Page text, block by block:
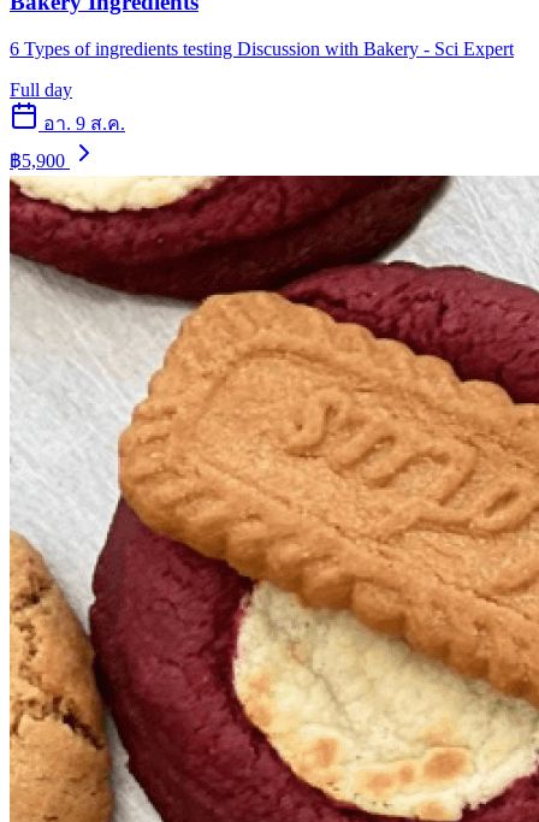
6 Types of ingredients testing Discussion with Bakery - Sci Expert
Full day
อา. 9 ส.ค.
฿5,900